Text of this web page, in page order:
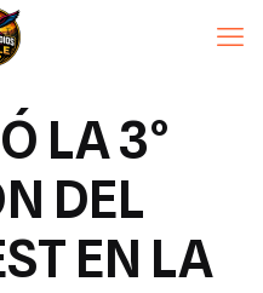
LA 3°
DEL
EN LA